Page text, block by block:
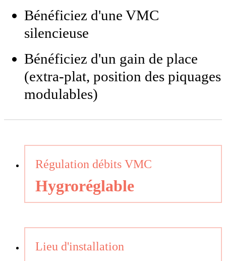
Bénéficiez d'une VMC
silencieuse
Bénéficiez d'un gain de place
(extra-plat, position des piquages
modulables)
Régulation débits VMC
Hygroréglable
Lieu d'installation